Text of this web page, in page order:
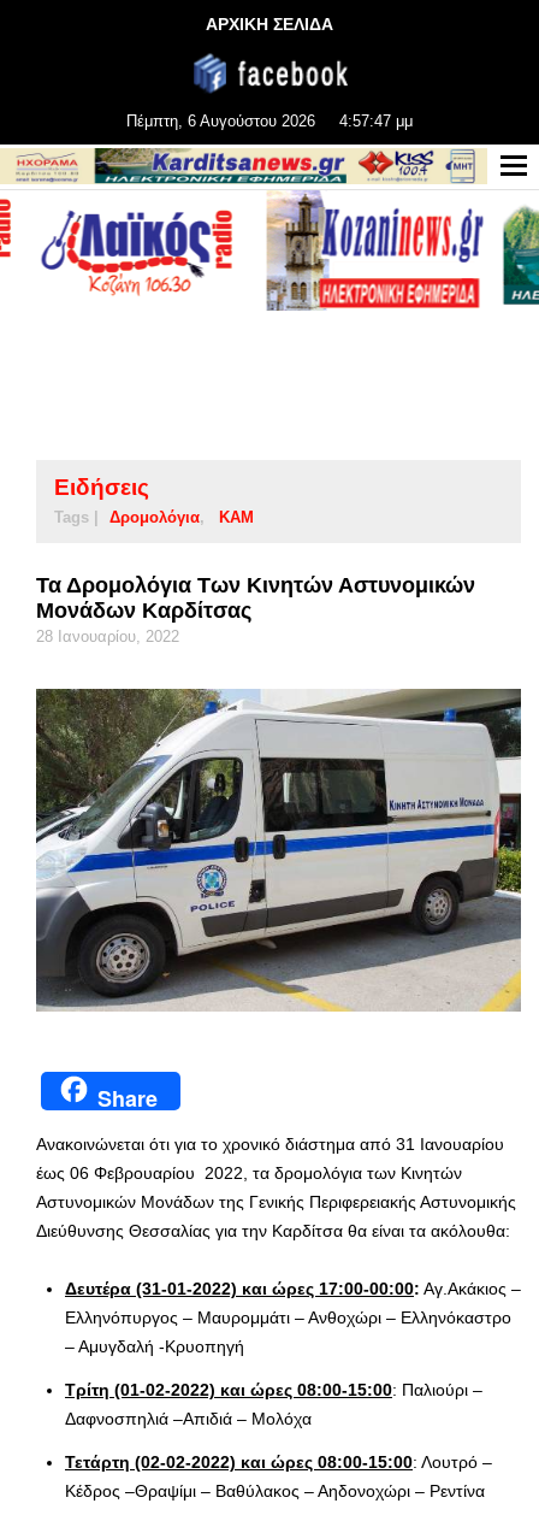
ΑΡΧΙΚΗ ΣΕΛΙΔΑ
Πέμπτη, 6 Αυγούστου 2026 4:57:47 μμ
Ειδήσεις
Tags | Δρομολόγια ΚΑΜ
Τα Δρομολόγια Των Κινητών Αστυνομικών
Μονάδων Καρδίτσας
28 Ιανουαρίου, 2022
Share
Ανακοινώνεται ότι για το χρονικό διάστημα από 31 Ιανουαρίου
έως 06 Φεβρουαρίου 2022, τα δρομολόγια των Κινητών
Αστυνομικών Μονάδων της Γενικής Περιφερειακής Αστυνομικής
Διεύθυνσης Θεσσαλίας για την Καρδίτσα θα είναι τα ακόλουθα:
Δευτέρα (31-01-2022) και ώρες 17:00-00:00: Αγ.Ακάκιος –
Ελληνόπυργος – Μαυρομμάτι – Ανθοχώρι – Ελληνόκαστρο
– Αμυγδαλή -Κρυοπηγή
Τρίτη (01-02-2022) και ώρες 08:00-15:00: Παλιούρι –
Δαφνοσπηλιά –Απιδιά – Μολόχα
Τετάρτη (02-02-2022) και ώρες 08:00-15:00: Λουτρό –
Κέδρος –Θραψίμι – Βαθύλακος – Αηδονοχώρι – Ρεντίνα